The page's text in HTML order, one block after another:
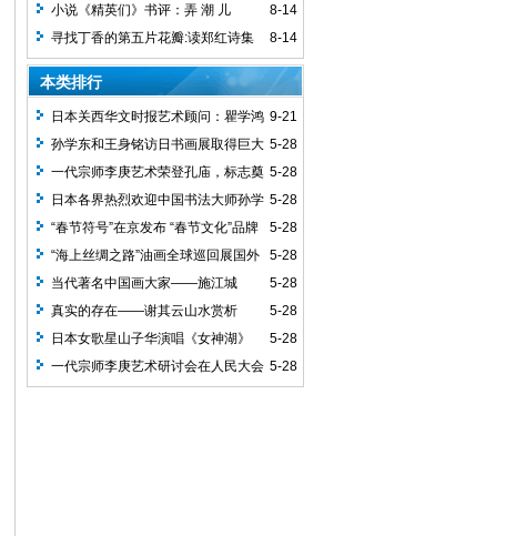
多方赞誉
8-14
小说《精英们》书评：弄 潮 儿
8-14
寻找丁香的第五片花瓣:读郑红诗集
有感
本类排行
9-21
日本关西华文时报艺术顾问：瞿学鸿
5-28
孙学东和王身铭访日书画展取得巨大
成功
5-28
一代宗师李庚艺术荣登孔庙，标志奠
定杰出历史地位
5-28
日本各界热烈欢迎中国书法大师孙学
东访问大阪
5-28
“春节符号”在京发布 “春节文化”品牌
渐次开启
5-28
“海上丝绸之路”油画全球巡回展国外
首站在泰国启动
5-28
当代著名中国画大家——施江城
5-28
真实的存在——谢其云山水赏析
5-28
日本女歌星山子华演唱《女神湖》
5-28
一代宗师李庚艺术研讨会在人民大会